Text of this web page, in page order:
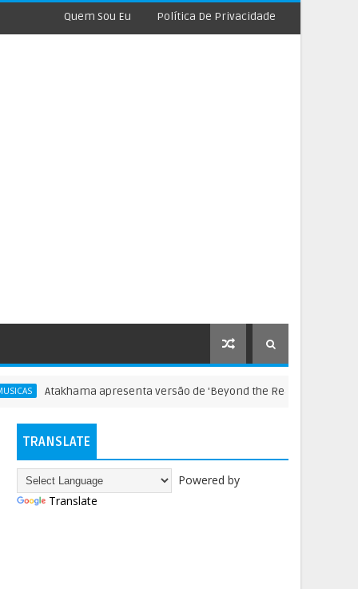
Quem Sou Eu Política De Privacidade
Atakhama apresenta versão de 'Beyond the Realms of Death', do
TRANSLATE
Powered by
Translate